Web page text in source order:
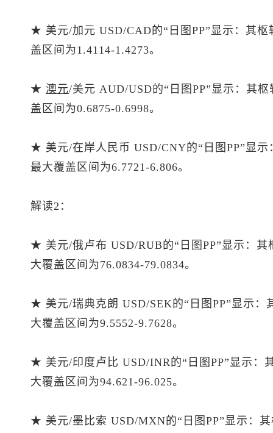
★ 美元/加元 USD/CAD的“日图PP”显示：其
盖区间为1.4114-1.4273。
★ 澳元/美元 AUD/USD的“日图PP”显示：其
盖区间为0.6875-0.6998。
★ 美元/在岸人民币 USD/CNY的“日图PP”显
最大覆盖区间为6.7721-6.806。
解读2：
★ 美元/俄卢布 USD/RUB的“日图PP”显示：
大覆盖区间为76.0834-79.0834。
★ 美元/瑞典克朗 USD/SEK的“日图PP”显示：
大覆盖区间为9.5552-9.7628。
★ 美元/印度卢比 USD/INR的“日图PP”显示：
大覆盖区间为94.621-96.025。
★ 美元/墨比索 USD/MXN的“日图PP”显示：